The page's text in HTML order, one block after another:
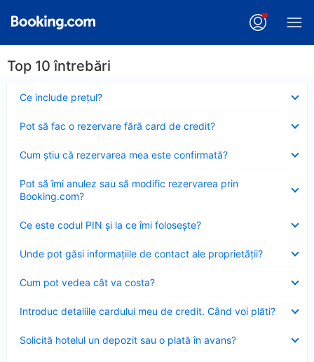
Top 10 întrebări
Ce include preţul?
închis
Pot să fac o rezervare fără card de credit?
închis
Cum ştiu că rezervarea mea este confirmată?
închis
Pot să îmi anulez sau să modific rezervarea prin
Booking.com?
închis
Ce este codul PIN şi la ce îmi foloseşte?
închis
Unde pot găsi informațiile de contact ale proprietății?
închis
Cum pot vedea cât va costa?
închis
Introduc detaliile cardului meu de credit. Când voi plăti?
închis
Solicită hotelul un depozit sau o plată în avans?
închis